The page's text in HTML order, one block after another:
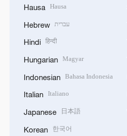
Hausa Hausa
Hebrew עברית
Hindi हिन्दी
Hungarian Magyar
Indonesian Bahasa Indonesia
Italian Italiano
Japanese 日本語
Korean 한국어